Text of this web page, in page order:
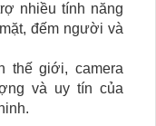
nhiều tính năng
đếm người và
thế giới, camera
và uy tín của